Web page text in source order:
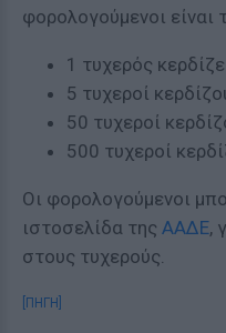
φορολογούμενοι είναι
1 τυχερός
5 τυχεροί
50 τυχεροί
500 τυχεροί
Οι φορολογούμενοι
ιστοσελίδα της ΑΑΔΕ,
στους τυχερούς.
[ΠΗΓΗ]